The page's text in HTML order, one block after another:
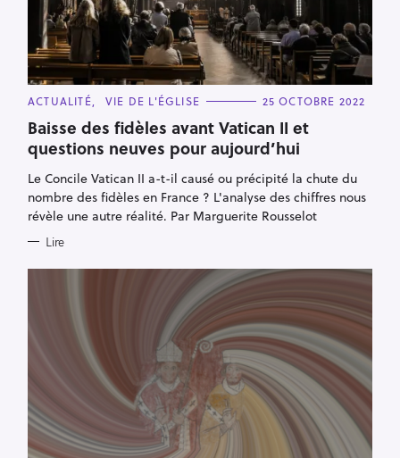
C
T
E
G
O
I
E
S
ACTUALITÉ VIE DE L'ÉGLISE 25 OCTOBRE 2022
Baisse des fidèles avant Vatican II et
questions neuves pour aujourd’hui
Le Concile Vatican II a-t-il causé ou précipité la chute du
nombre des fidèles en France ? L'analyse des chiffres nous
révèle une autre réalité. Par Marguerite Rousselot
Lire